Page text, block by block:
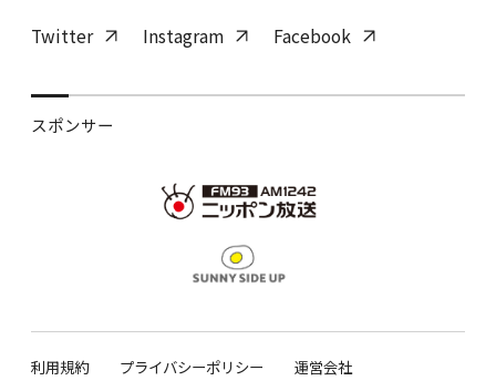
Twitter Instagram Facebook
スポンサー
利用規約 プライバシーポリシー 運営会社